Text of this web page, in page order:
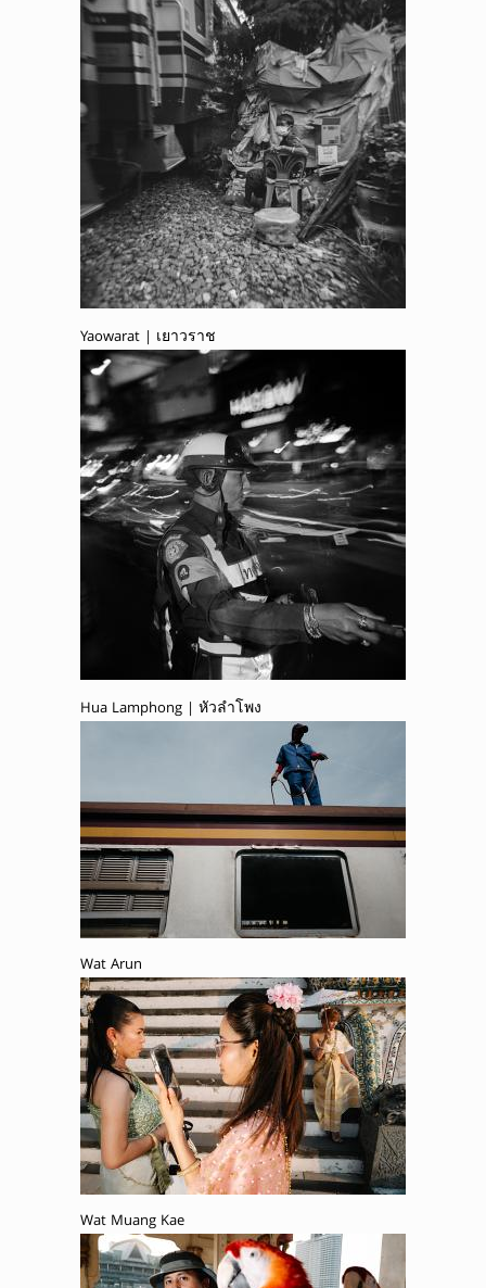
Yaowarat | เยาวราช
Hua Lamphong | หัวลำโพง
Wat Arun
Wat Muang Kae